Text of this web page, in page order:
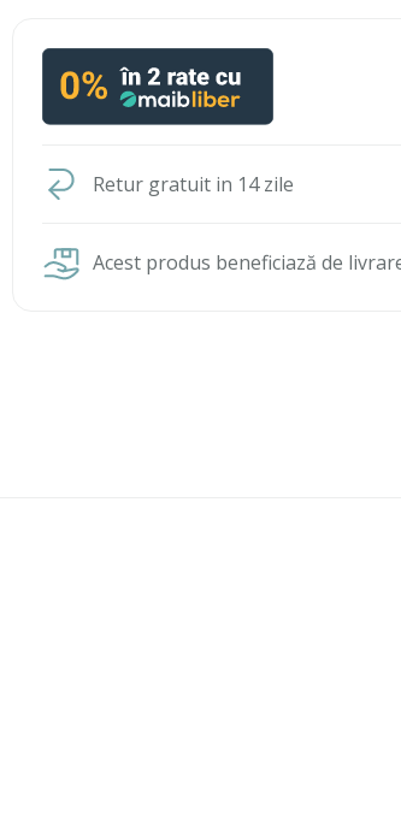
Retur gratuit in 14 zile
Acest produs beneficiază de